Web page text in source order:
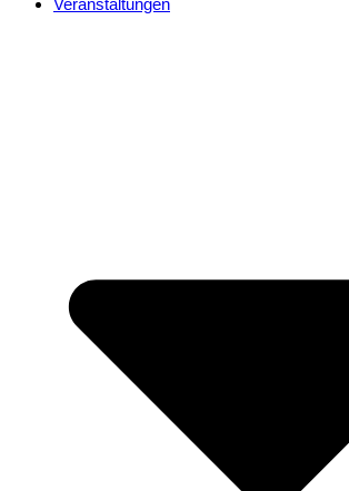
Veranstaltungen